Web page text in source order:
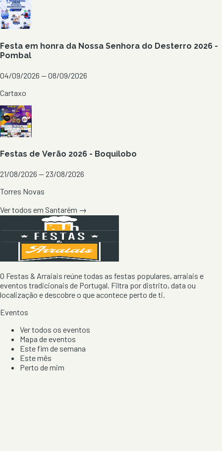
Festa em honra da Nossa Senhora do Desterro 2026 -
Pombal
04/09/2026 — 08/09/2026
Cartaxo
Festas de Verão 2026 - Boquilobo
21/08/2026 — 23/08/2026
Torres Novas
Ver todos em Santarém →
O Festas & Arraiais reúne todas as festas populares, arraiais e
eventos tradicionais de Portugal. Filtra por distrito, data ou
localização e descobre o que acontece perto de ti.
Eventos
Ver todos os eventos
Mapa de eventos
Este fim de semana
Este mês
Perto de mim